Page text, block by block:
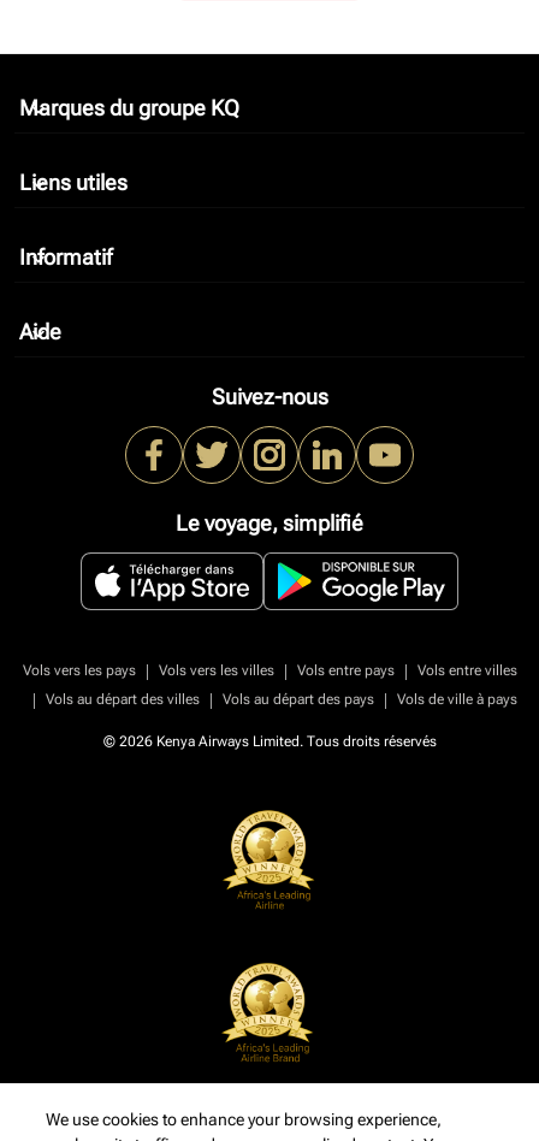
Marques du groupe KQ
keyboard_arrow_down
Liens utiles
keyboard_arrow_down
Informatif
keyboard_arrow_down
Aide
keyboard_arrow_down
Suivez-nous
Le voyage, simplifié
Vols vers les pays | Vols vers les villes | Vols entre pays |
Vols entre villes
|
Vols au départ des villes | Vols au départ des pays | Vols de ville à pays
© 2026 Kenya Airways Limited. Tous droits réservés
We use cookies to enhance your browsing experience,